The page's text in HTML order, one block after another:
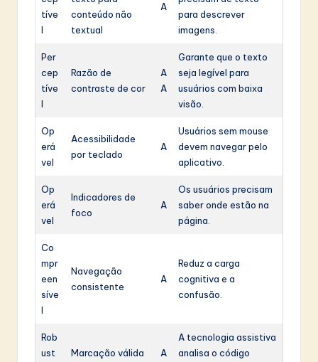
tíve
l
conteúdo não
textual
A
para descrever
imagens.
Per
cep
tíve
l
Razão de
contraste de cor
A
A
Garante que o texto
seja legível para
usuários com baixa
visão.
Op
erá
vel
Acessibilidade
por teclado
A
Usuários sem mouse
devem navegar pelo
aplicativo.
Op
erá
vel
Indicadores de
foco
A
Os usuários precisam
saber onde estão na
página.
Co
mpr
een
síve
l
Navegação
consistente
A
Reduz a carga
cognitiva e a
confusão.
Rob
ust
Marcação válida A
A tecnologia assistiva
analisa o código